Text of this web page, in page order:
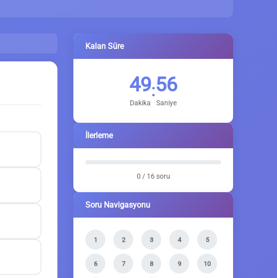
Kalan Süre
49
Dakika
:55
Saniye
İlerleme
0 / 16 soru
Soru Navigasyonu
1 2 3 4 5
6 7 8 9 10